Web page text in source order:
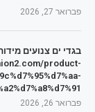
פברואר 27, 2026
בגדי ים צנועים
product-
פברואר 26, 2026